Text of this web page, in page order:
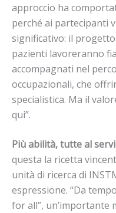
approccio ha
perché ai partecipanti
significativo: il
pazienti lavoreranno
accompagnati nel
occupazionali, che
specialistica. Ma il
qui”.
Più abilità, tutte al
questa la ricetta
unità di ricerca di
espressione. “Da
for all”, un’importante